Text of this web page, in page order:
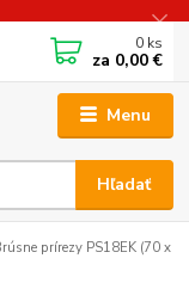
Menu
Hľadať
0 ks
za 0,00 €
prírezy PS18EK (70 x